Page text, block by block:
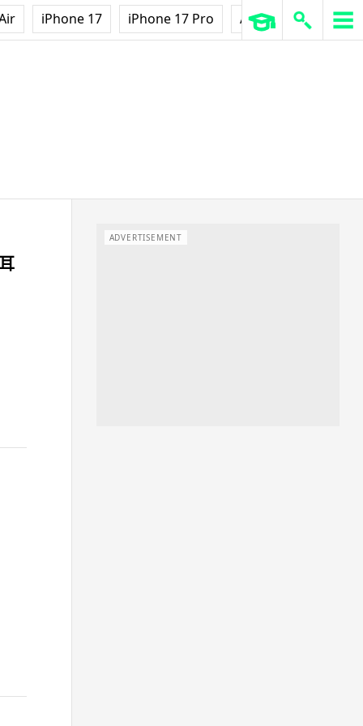
iPhone 17 iPhone 17 Pro AirPods Pro 3
ADVERTISEMENT